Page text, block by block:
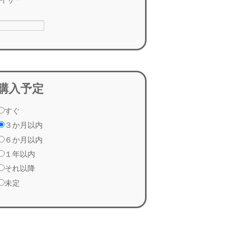
入予定
すぐ
３か月以内
６か月以内
１年以内
それ以降
未定